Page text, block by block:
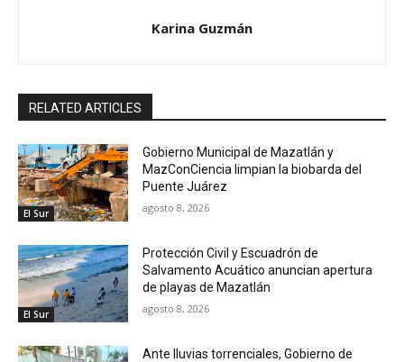
Karina Guzmán
RELATED ARTICLES
El Sur
Gobierno Municipal de Mazatlán y
MazConCiencia limpian la biobarda del
Puente Juárez
agosto 8, 2026
El Sur
Protección Civil y Escuadrón de
Salvamento Acuático anuncian apertura
de playas de Mazatlán
agosto 8, 2026
Ante lluvias torrenciales, Gobierno de